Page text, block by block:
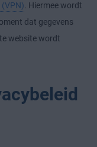
. Hiermee wordt
dat gegevens
website wordt